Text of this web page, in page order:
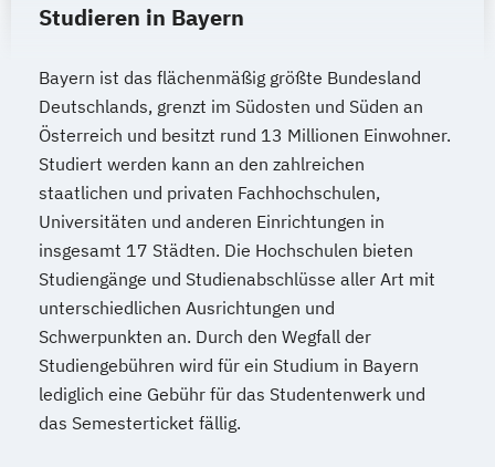
Musikproduktion (DE/EN)
Photography (EN)
Physician Assistant (mit Vorausbildung)
Produktdesign - Automobildesign (EN/DE)
Produktdesign - Industriedesign (EN/DE)
Projektmanagement Bau Psychologie
Psychologie – Schwerpunkt:
Wirtschaftspsychologie
Psychosoziale Beratung und
Gesundheitsförderung
Recht im Notariat
Smart Building Technologies (EN)
Studieren in Bayern
Bayern ist das flächenmäßig größte Bundesland
Deutschlands, grenzt im Südosten und Süden an
Österreich und besitzt rund 13 Millionen Einwohner.
Studiert werden kann an den zahlreichen
staatlichen und privaten Fachhochschulen,
Universitäten und anderen Einrichtungen in
insgesamt 17 Städten. Die Hochschulen bieten
Studiengänge und Studienabschlüsse aller Art mit
unterschiedlichen Ausrichtungen und
Schwerpunkten an. Durch den Wegfall der
Studiengebühren wird für ein Studium in Bayern
lediglich eine Gebühr für das Studentenwerk und
das Semesterticket fällig.